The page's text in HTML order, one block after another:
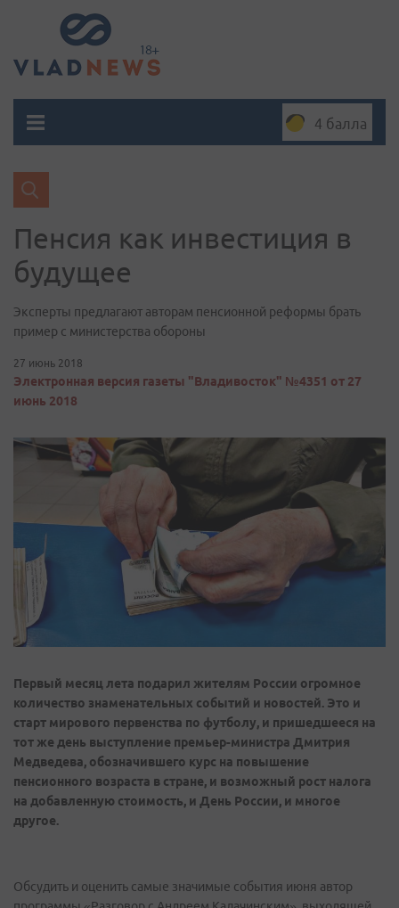
4 балла
Пенсия как инвестиция в
будущее
Эксперты предлагают авторам пенсионной реформы брать
пример с министерства обороны
27 июнь 2018
Электронная версия газеты "Владивосток" №4351 от 27
июнь 2018
Первый месяц лета подарил жителям России огромное
количество знаменательных событий и новостей. Это и
старт мирового первенства по футболу, и пришедшееся на
тот же день выступление премьер-министра Дмитрия
Медведева, обозначившего курс на повышение
пенсионного возраста в стране, и возможный рост налога
на добавленную стоимость, и День России, и многое
другое.
Обсудить и оценить самые значимые события июня автор